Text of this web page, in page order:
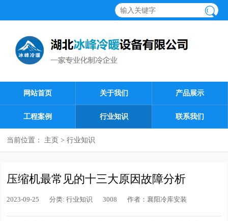
网站首页 关于我们 产品展示
工程案例 行业知识 联系我们
当前位置： 主页 > 行业知识
压缩机最常见的十三大原因故障分析
2023-09-25 分类: 行业知识 3008 作者： 襄阳冷库安装